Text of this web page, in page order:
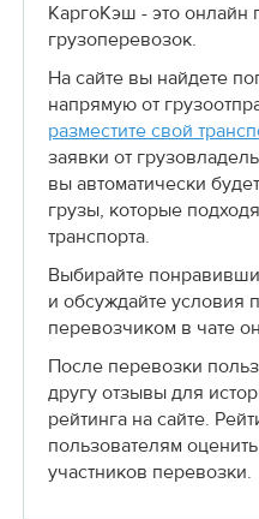
КаргоКэш - это онлайн
грузоперевозок.
На сайте вы найдете
напрямую от
разместите свой
заявки от
вы автоматически
грузы, которые
транспорта.
Выбирайте
и обсуждайте условия
перевозчиком в чате
После перевозки
другу отзывы для
рейтинга на сайте.
пользователям
участников перевозки.